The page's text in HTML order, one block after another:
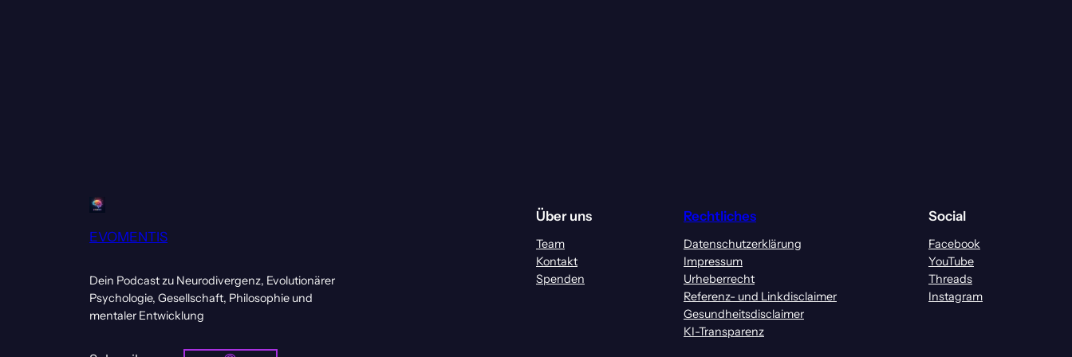
EVOMENTIS
Dein Podcast zu Neurodivergenz, Evolutionärer
Psychologie, Gesellschaft, Philosophie und
mentaler Entwicklung
Über uns
Team
Kontakt
Spenden
Rechtliches
Datenschutzerklärung
Impressum
Urheberrecht
Referenz- und Linkdisclaimer
Gesundheitsdisclaimer
KI-Transparenz
Social
Facebook
YouTube
Threads
Instagram